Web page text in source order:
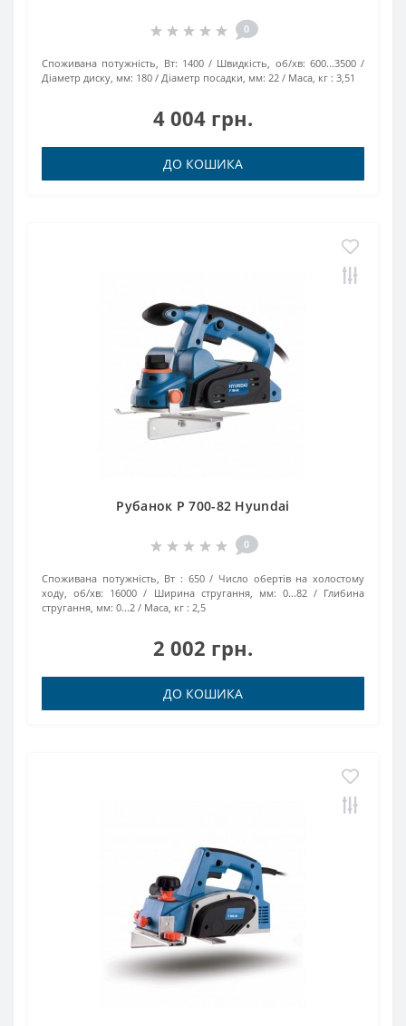
0
Споживана потужність, Вт: 1400 Швидкість, об/хв: 600...3500
Діаметр диску, мм: 180 Діаметр посадки, мм: 22 Маса, кг : 3,51
4 004 грн.
ДО КОШИКА
Рубанок P 700-82 Hyundai
0
Споживана потужність, Вт : 650
Число обертів на холостому
ходу, об/хв: 16000 Ширина стругання, мм: 0...82
Глибина
стругання, мм: 0...2 Маса, кг : 2,5
2 002 грн.
ДО КОШИКА